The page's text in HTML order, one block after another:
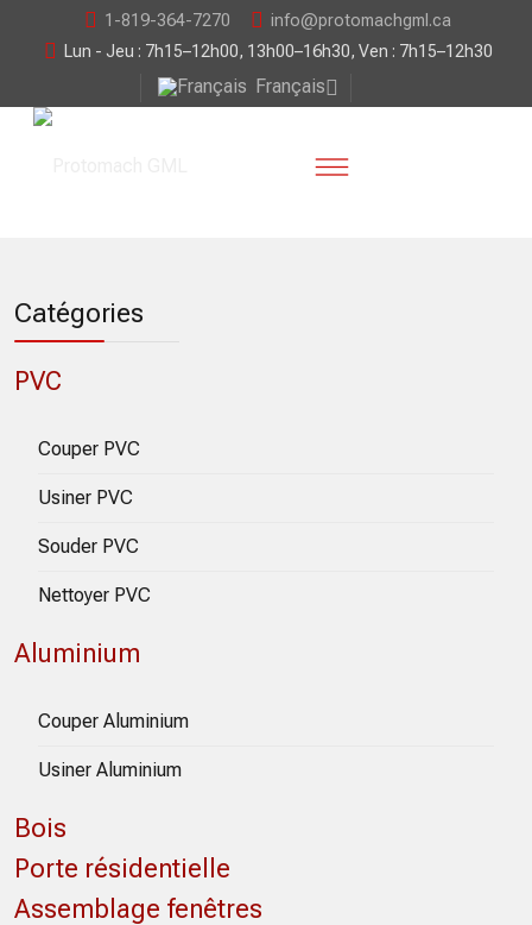
1-819-364-7270
info@protomachgml.ca
Lun - Jeu : 7h15–12h00, 13h00–16h30, Ven : 7h15–12h30
Français
Catégories
PVC
Couper PVC
Usiner PVC
Souder PVC
Nettoyer PVC
Aluminium
Couper Aluminium
Usiner Aluminium
Bois
Porte résidentielle
Assemblage fenêtres